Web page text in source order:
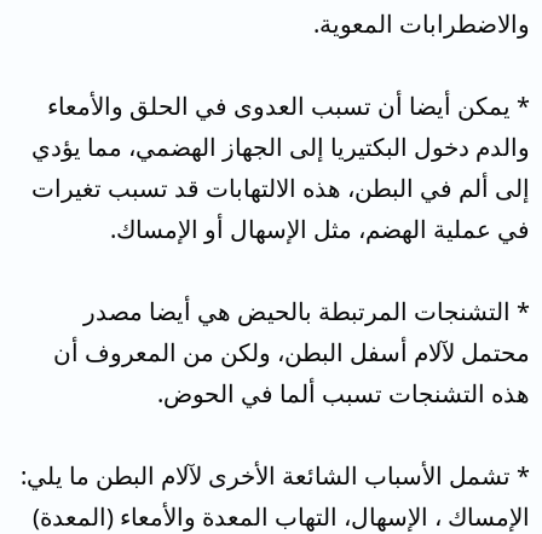
والاضطرابات المعوية.
* يمكن أيضا أن تسبب العدوى في الحلق والأمعاء
والدم دخول البكتيريا إلى الجهاز الهضمي، مما يؤدي
إلى ألم في البطن، هذه الالتهابات قد تسبب تغيرات
في عملية الهضم، مثل الإسهال أو الإمساك.
* التشنجات المرتبطة بالحيض هي أيضا مصدر
محتمل لآلام أسفل البطن، ولكن من المعروف أن
هذه التشنجات تسبب ألما في الحوض.
* تشمل الأسباب الشائعة الأخرى لآلام البطن ما يلي:
الإمساك ، الإسهال، التهاب المعدة والأمعاء (المعدة)